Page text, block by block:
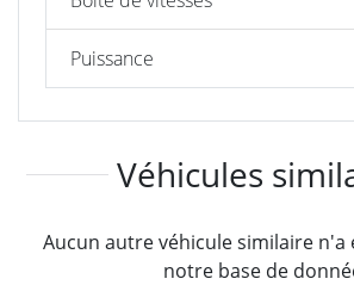
Puissance
Véhicules
Aucun autre véhicule similaire n'a
notre base de